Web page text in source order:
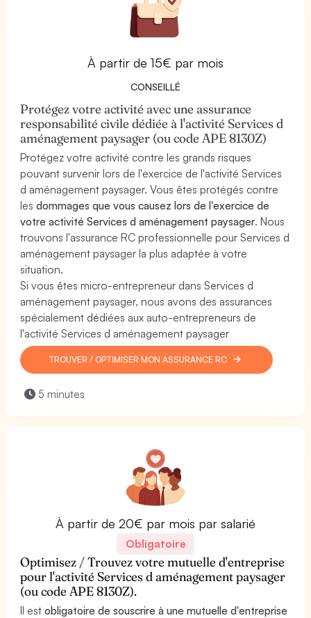
À partir de 15€ par mois
CONSEILLÉ
Protégez votre activité avec une assurance
responsabilité civile dédiée à l'activité Services d
aménagement paysager (ou code APE 8130Z)
Protégez votre activité contre les grands risques
pouvant survenir lors de l'exercice de l'activité Services
d aménagement paysager. Vous êtes protégés contre
lesdommages que vous causez lors de l'exercice de
votre activité Services d aménagement paysager. Nous
trouvons l'assurance RC professionnelle pour Services d
aménagement paysager la plus adaptée à votre
situation.
Si vous êtes micro-entrepreneur dans Services d
aménagement paysager, nous avons des assurances
spécialement dédiées aux auto-entrepreneurs de
l'activité Services d aménagement paysager
TROUVER / OPTIMISER MON ASSURANCE RC
5 minutes
À partir de 20€ par mois par salarié
Obligatoire
Optimisez / Trouvez votre mutuelle d'entreprise
pour l'activité Services d aménagement paysager
(ou code APE 8130Z).
Il estobligatoire de souscrire à une mutuelle d'entreprise